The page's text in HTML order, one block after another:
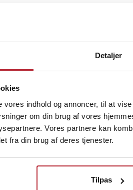
Detaljer
indhold og annoncer, til at
om din brug af vores
Vores partnere kan
fra din brug af deres tjenester.
Tilpas
ikke kun perfekt til køkkenet,
køleskabe, vaskemaskiner,
og andre småting
Hjem & Have